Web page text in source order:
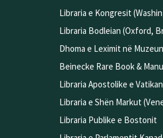
Libraria e Kongresit
Libraria Bodleian (Oxford,
Dhoma e Leximit në
Beinecke Rare Book &
Libraria Apostolike e
Libraria e Shën Markut
Libraria Publike e Bostonit